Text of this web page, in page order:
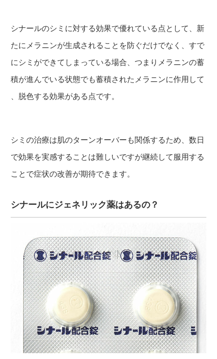
シナールのシミに対する効果で優れている点として、新
たにメラニンが生成されることを防ぐだけでなく、すで
にシミができてしまっている場合、つまりメラニンの蓄
積が進んでいる状態でも蓄積されたメラニンに作用して
、脱色する効果がある点です。
シミの治療は肌のターンオーバーも関係するため、数日
で効果を実感することは難しいですが継続して服用する
ことで症状の改善が期待できます。
シナールにジェネリック薬はあるの？